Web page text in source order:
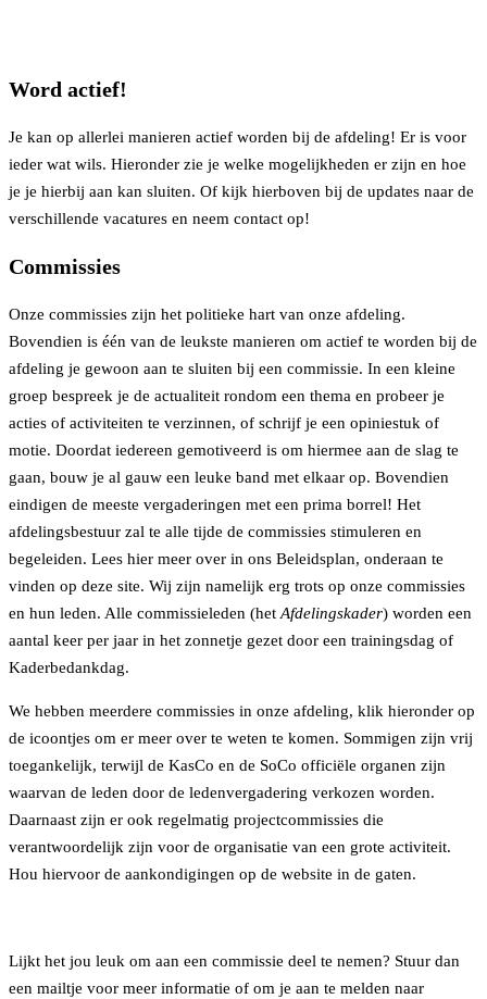
Word actief!
Je kan op allerlei manieren actief worden bij de afdeling! Er is voor
ieder wat wils. Hieronder zie je welke mogelijkheden er zijn en hoe
je je hierbij aan kan sluiten. Of kijk hierboven bij de updates naar de
verschillende vacatures en neem contact op!
Commissies
Onze commissies zijn het politieke hart van onze afdeling.
Bovendien is één van de leukste manieren om actief te worden bij de
afdeling je gewoon aan te sluiten bij een commissie. In een kleine
groep bespreek je de actualiteit rondom een thema en probeer je
acties of activiteiten te verzinnen, of schrijf je een opiniestuk of
motie. Doordat iedereen gemotiveerd is om hiermee aan de slag te
gaan, bouw je al gauw een leuke band met elkaar op. Bovendien
eindigen de meeste vergaderingen met een prima borrel! Het
afdelingsbestuur zal te alle tijde de commissies stimuleren en
begeleiden. Lees hier meer over in ons Beleidsplan, onderaan te
vinden op deze site. Wij zijn namelijk erg trots op onze commissies
en hun leden. Alle commissieleden (hetAfdelingskader) worden een
aantal keer per jaar in het zonnetje gezet door een trainingsdag of
Kaderbedankdag.
We hebben meerdere commissies in onze afdeling, klik hieronder op
de icoontjes om er meer over te weten te komen. Sommigen zijn vrij
toegankelijk, terwijl de KasCo en de SoCo officiële organen zijn
waarvan de leden door de ledenvergadering verkozen worden.
Daarnaast zijn er ook regelmatig projectcommissies die
verantwoordelijk zijn voor de organisatie van een grote activiteit.
Hou hiervoor de aankondigingen op de website in de gaten.
Lijkt het jou leuk om aan een commissie deel te nemen? Stuur dan
een mailtje voor meer informatie of om je aan te melden naar